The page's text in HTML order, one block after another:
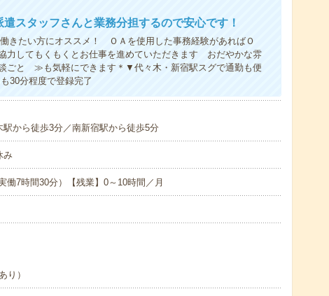
スタッフさんと業務分担するので安心です！
きたい方にオススメ！ ＯＡを使用した事務経験があればＯ
力してもくもくとお仕事を進めていただきます おだやかな雰
≫も気軽にできます＊▼代々木・新宿駅スグで通勤も便
30分程度で登録完了
から徒歩3分／南新宿駅から徒歩5分
み
7時間30分）【残業】0～10時間／月
り）